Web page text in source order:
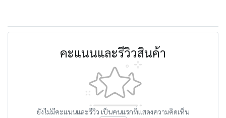
คะแนนและรีวิวสินค้า
ยังไม่มีคะแนนและรีวิว เป็นคนแรกที่แสดงความคิดเห็น